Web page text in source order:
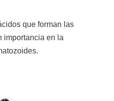
que forman las
importancia en la